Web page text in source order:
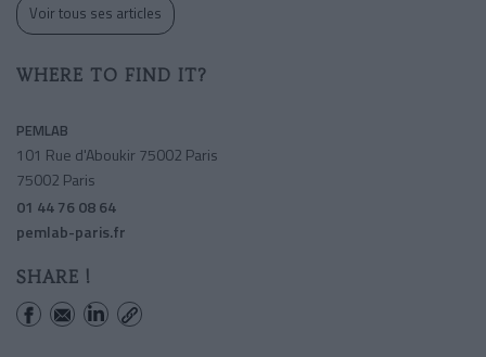
Voir tous ses articles
WHERE TO FIND IT?
PEMLAB
101 Rue d'Aboukir 75002 Paris
75002 Paris
01 44 76 08 64
pemlab-paris.fr
SHARE !